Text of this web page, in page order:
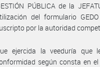
PÚBLICA de la
del formulario
por la autoridad
ejercida la veeduría que
según consta en